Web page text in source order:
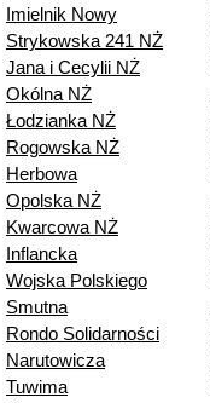
Imielnik Nowy
Strykowska 241 NŻ
Jana i Cecylii NŻ
Okólna NŻ
Łodzianka NŻ
Rogowska NŻ
Herbowa
Opolska NŻ
Kwarcowa NŻ
Inflancka
Wojska Polskiego
Smutna
Rondo Solidarności
Narutowicza
Tuwima